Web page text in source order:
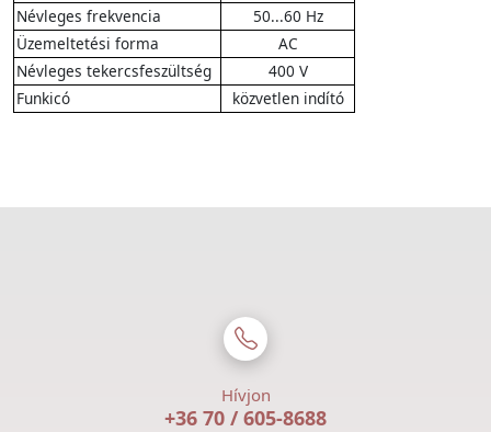
Névleges frekvencia
50...60 Hz
Üzemeltetési forma
AC
Névleges tekercsfeszültség
400 V
Funkicó
közvetlen indító
Hívjon
+36 70 / 605-8688